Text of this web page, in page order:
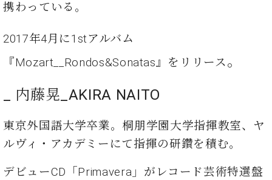
シ
タ
ン
タ
イ
ン
情
八
子
工
房
ロ
携わっている。
2017年4⽉に1stアルバム
『Mozart__Rondos&Sonatas』をリリース。
_ 内藤晃_AKIRA NAITO
東京外国語大学卒業。桐朋学園大学指揮教室、ヤ
ルヴィ・アカデミーにて指揮の研鑽を積む。
デビューCD「Primavera」がレコード芸術特選盤